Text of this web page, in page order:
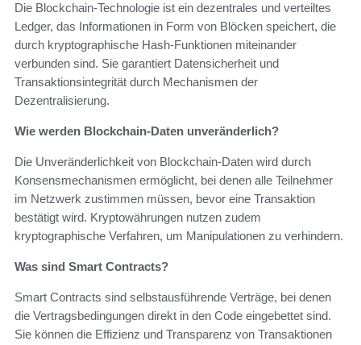
Die Blockchain-Technologie ist ein dezentrales und verteiltes
Ledger, das Informationen in Form von Blöcken speichert, die
durch kryptographische Hash-Funktionen miteinander
verbunden sind. Sie garantiert Datensicherheit und
Transaktionsintegrität durch Mechanismen der
Dezentralisierung.
Wie werden Blockchain-Daten unveränderlich?
Die Unveränderlichkeit von Blockchain-Daten wird durch
Konsensmechanismen ermöglicht, bei denen alle Teilnehmer
im Netzwerk zustimmen müssen, bevor eine Transaktion
bestätigt wird. Kryptowährungen nutzen zudem
kryptographische Verfahren, um Manipulationen zu verhindern.
Was sind Smart Contracts?
Smart Contracts sind selbstausführende Verträge, bei denen
die Vertragsbedingungen direkt in den Code eingebettet sind.
Sie können die Effizienz und Transparenz von Transaktionen